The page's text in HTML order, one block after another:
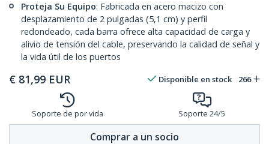
Proteja Su Equipo: Fabricada en acero macizo con
desplazamiento de 2 pulgadas (5,1 cm) y perfil
redondeado, cada barra ofrece alta capacidad de carga y
alivio de tensión del cable, preservando la calidad de señal y
la vida útil de los puertos
€ 81,99 EUR Disponible en stock 266
Soporte de por vida Soporte 24/5
Comprar a un socio